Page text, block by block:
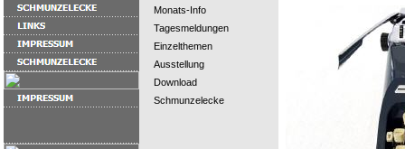
Monats-Info
Tagesmeldungen
Einzelthemen
Ausstellung
Download
Schmunzelecke